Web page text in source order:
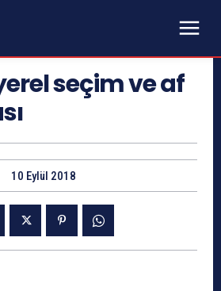
seçim ve af
10 Eylül 2018